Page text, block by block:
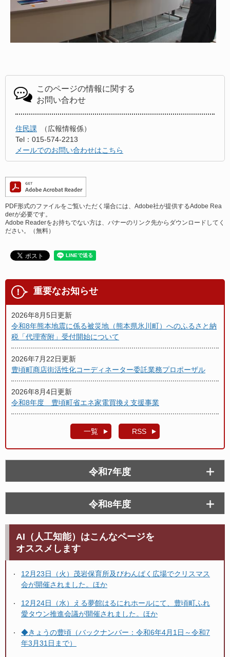
このページの情報に関する
お問い合わせ
住民課
広報情報係
Tel：015-574-2213
メールでのお問い合わせはこちら
PDF形式のファイルをご覧いただく場合には、Adobe社が提供するAdobe Rea
derが必要です。
Adobe Readerをお持ちでない方は、バナーのリンク先からダウンロードしてく
ださい。（無料）
重要なお知らせ
2026年8月5日更新
令和8年熊本地震に係る被災地（熊本県氷川町）へのふるさと納
税「代理寄附」受付開始について
2026年7月22日更新
豊頃町商店街活性化コーディネーター委託業務プロポーザル
2026年8月4日更新
令和8年度 豊頃町省エネ家電買換え支援事業
一覧 RSS
令和7年度
令和8年度
AI（人工知能）はこんなページを
オススメします
12月23日（火）茂岩保育所及びわんぱく広場でクリスマス
会が開催されました。ほか
12月24日（水）える夢館はるにれホールにて、豊頃町ふれ
愛タウン推進会議が開催されました。ほか
◆きょうの豊頃（バックナンバー：令和6年4月1日～令和7
年3月31日まで）